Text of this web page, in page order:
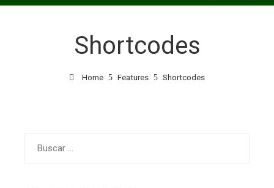
Shortcodes
Home Features Shortcodes